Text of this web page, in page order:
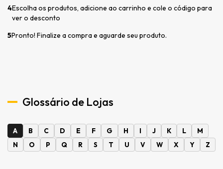
4Escolha os produtos, adicione ao carrinho e cole o código para
ver o desconto
5Pronto! Finalize a compra e aguarde seu produto.
Glossário de Lojas
A B C D E F G H I J K L
M
N
O P Q R S T U V W X Y Z